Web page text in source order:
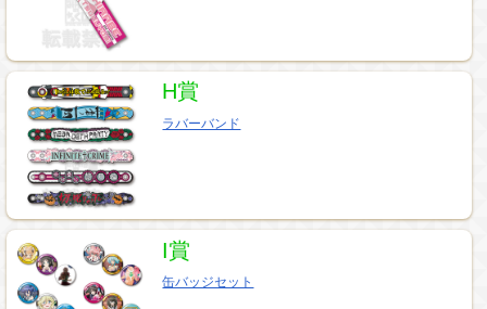
H賞
ラバーバンド
I賞
缶バッジセット